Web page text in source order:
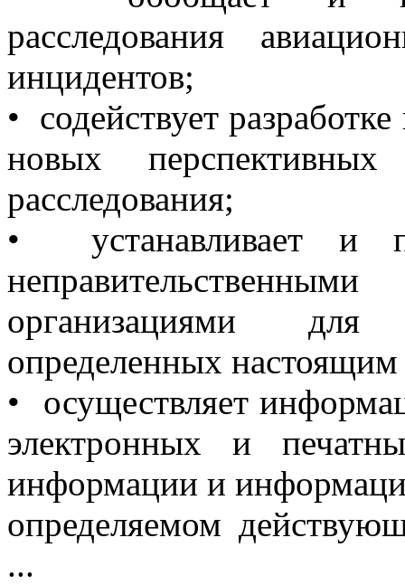
расследования
инцидентов;
• содействует
новых
расследования;
• устанавливает и
организациями
определенных
• осуществляет
электронных и
информации и
определяемом
...